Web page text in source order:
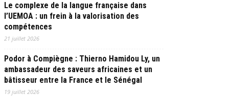
Le complexe de la langue française dans
l’UEMOA : un frein à la valorisation des
compétences
21 juillet 2026
Podor à Compiègne : Thierno Hamidou Ly, un
ambassadeur des saveurs africaines et un
bâtisseur entre la France et le Sénégal
19 juillet 2026